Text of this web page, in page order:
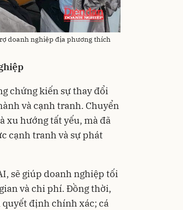
doanh nghiệp địa phương thích
chứng kiến sự thay đổi
và cạnh tranh. Chuyển
xu hướng tất yếu, mà đã
cạnh tranh và sự phát
sẽ giúp doanh nghiệp tối
và chi phí. Đồng thời,
định chính xác; cá